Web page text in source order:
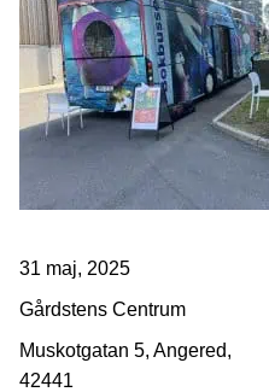
31 maj, 2025
Gårdstens Centrum
Muskotgatan 5, Angered,
42441